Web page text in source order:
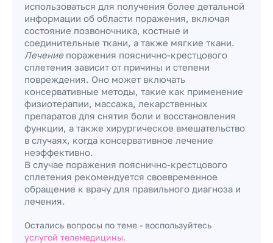
использоваться для получения более детальной
информации об области поражения, включая
состояние позвоночника, костные и
соединительные ткани, а также мягкие ткани.
Лечениепоражения пояснично-крестцового
сплетения зависит от причины и степени
повреждения. Оно может включать
консервативные методы, такие как применение
физиотерапии, массажа, лекарственных
препаратов для снятия боли и восстановления
функции, а также хирургическое вмешательство
в случаях, когда консервативное лечение
неэффективно.
В случае поражения пояснично-крестцового
сплетения рекомендуется своевременное
обращение к врачу для правильного диагноза и
лечения.
Остались вопросы по теме - воспользуйтесь
услугой телемедицины.